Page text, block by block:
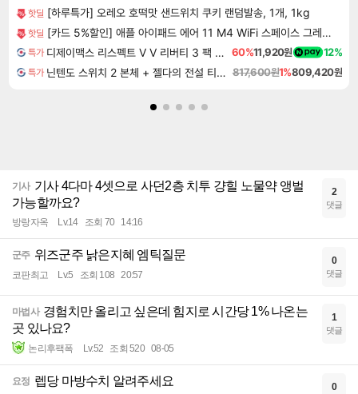
핫딜 [하루특가] 오레오 호떡맛 샌드위치 쿠키 랜덤발송, 1개, 1kg
핫딜 [카드 5%할인] 애플 아이패드 에어 11 M4 WiFi 스페이스 그레이, 128GB, WiFi전용
특가 디제이맥스 리스펙트 V V 리버티 3 팩 DJMAX RESPECT V V Liberty 3 Pack DLC 60%11,920원 12%
특가 닌텐도 스위치 2 본체 + 젤다의 전설 티어스 오브 더 킹덤 닌텐도 스위치 2 에디션 + 젤다의 전설 브레스 오브 더 와일드 닌텐도 스위치 2 에디션 번들 817,600원1%809,420원
기사 기사 4다마 4셋으로 사던2층 치투 걍힐 노물약 앵벌
가능할까요?
방랑자옥 Lv.14 조회 70 14:16
2
댓글
군주 위즈군주 낡은지혜 엠틱질문
코판최고 Lv.5 조회 108 20:57
0
댓글
마법사 경험치만 올리고 싶은데 힘지로 시간당 1% 나온는
곳 있나요?
논리후팩폭 Lv.52 조회 520 08-05
1
댓글
요정 렙당 마방수치 알려주세요 0